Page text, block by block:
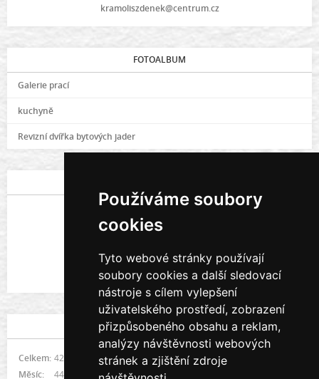
Používáme soubory
cookies
Tyto webové stránky používají
soubory cookies a další sledovací
nástroje s cílem vylepšení
uživatelského prostředí, zobrazení
přizpůsobeného obsahu a reklam,
analýzy návštěvnosti webových
stránek a zjištění zdroje
kramoliszdenek@centrum.cz
FOTOALBUM
Galerie prací
kuchyně
Revizní dvířka bytových jader
Galerie prací
STATISTIKY
Celkem: 421581
Měsíc:
4485